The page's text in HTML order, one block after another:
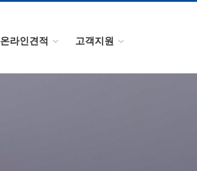
온라인견적 고객지원